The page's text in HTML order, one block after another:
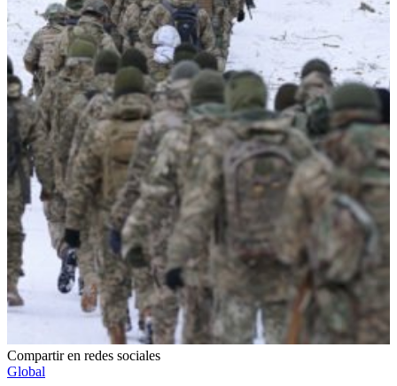
Compartir en redes sociales
Global